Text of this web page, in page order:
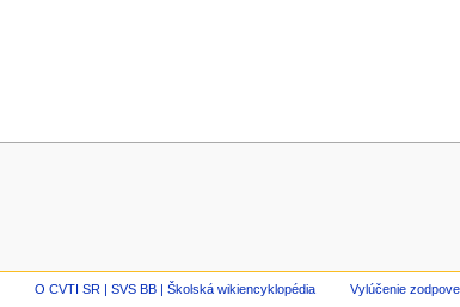
O CVTI SR | SVS BB | Školská wikiencyklopédia Vylúčenie